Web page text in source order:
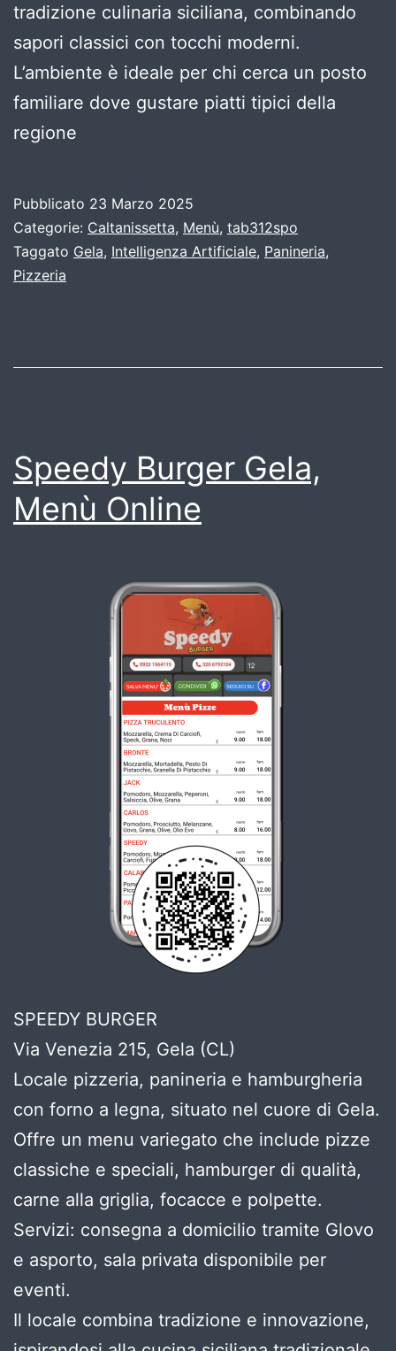
tradizione culinaria siciliana, combinando
sapori classici con tocchi moderni.
L’ambiente è ideale per chi cerca un posto
familiare dove gustare piatti tipici della
regione
Pubblicato 23 Marzo 2025
Categorie: Caltanissetta, Menù, tab312spo
Taggato Gela, Intelligenza Artificiale, Panineria,
Pizzeria
Speedy Burger Gela,
Menù Online
SPEEDY BURGER
Via Venezia 215, Gela (CL)
Locale pizzeria, panineria e hamburgheria
con forno a legna, situato nel cuore di Gela.
Offre un menu variegato che include pizze
classiche e speciali, hamburger di qualità,
carne alla griglia, focacce e polpette.
Servizi: consegna a domicilio tramite Glovo
e asporto, sala privata disponibile per
eventi.
Il locale combina tradizione e innovazione,